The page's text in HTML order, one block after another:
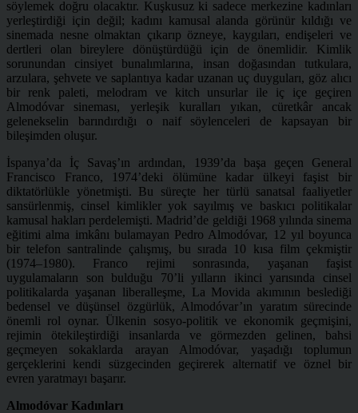
söylemek doğru olacaktır. Kuşkusuz ki sadece merkezine kadınları
yerleştirdiği için değil; kadını kamusal alanda görünür kıldığı ve
sinemada nesne olmaktan çıkarıp özneye, kaygıları, endişeleri ve
dertleri olan bireylere dönüştürdüğü için de önemlidir. Kimlik
sorunundan cinsiyet bunalımlarına, insan doğasından tutkulara,
arzulara, şehvete ve saplantıya kadar uzanan uç duyguları, göz alıcı
bir renk paleti, melodram ve kitch unsurlar ile iç içe geçiren
Almodóvar sineması, yerleşik kuralları yıkan, cüretkâr ancak
gelenekselin barındırdığı o naif söylenceleri de kapsayan bir
bileşimden oluşur.
İspanya’da İç Savaş’ın ardından, 1939’da başa geçen General
Francisco Franco, 1974’deki ölümüne kadar ülkeyi faşist bir
diktatörlükle yönetmişti. Bu süreçte her türlü sanatsal faaliyetler
sansürlenmiş, cinsel kimlikler yok sayılmış ve baskıcı politikalar
kamusal hakları perdelemişti. Madrid’de geldiği 1968 yılında sinema
eğitimi alma imkânı bulamayan Pedro Almodóvar, 12 yıl boyunca
bir telefon santralinde çalışmış, bu sırada 10 kısa film çekmiştir
(1974–1980). Franco rejimi sonrasında, yaşanan faşist
uygulamaların son bulduğu 70’li yılların ikinci yarısında cinsel
politikalarda yaşanan liberalleşme, La Movida akımının beslediği
bedensel ve düşünsel özgürlük, Almodóvar’ın yaratım sürecinde
önemli rol oynar. Ülkenin sosyo-politik ve ekonomik geçmişini,
rejimin ötekileştirdiği insanlarda ve görmezden gelinen, bahsi
geçmeyen sokaklarda arayan Almodóvar, yaşadığı toplumun
gerçeklerini kendi süzgecinden geçirerek alternatif ve öznel bir
evren yaratmayı başarır.
Almodóvar Kadınları